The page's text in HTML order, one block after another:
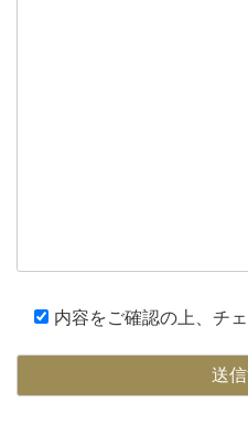
内容をご確認の上、チ